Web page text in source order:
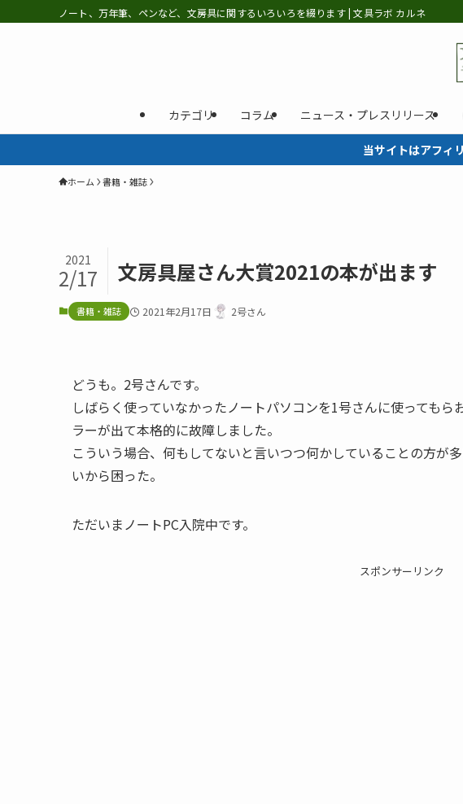
ノート、万年筆、ペンなど、文房具に関するいろいろを綴ります | 文具ラボ カルネ
カテゴリ コラム ニュース・プレスリリース
当サイトはアフィ
ホーム 書籍・雑誌
文房具屋さん大賞2021の本が出ます
2021
2/17
書籍・雑誌 2021年2月17日 2号さん
どうも。2号さんです。
しばらく使っていなかったノートパソコンを1号さんに使っても
ラーが出て本格的に故障しました。
こういう場合、何もしてないと言いつつ何かしていることの方が
いから困った。
ただいまノートPC入院中です。
スポンサーリンク